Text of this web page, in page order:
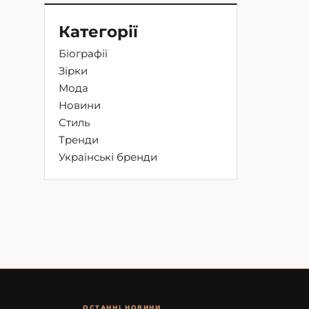
Категорії
Біографії
Зірки
Мода
Новини
Стиль
Тренди
Українські бренди
ОСТАННІ НОВИНИ